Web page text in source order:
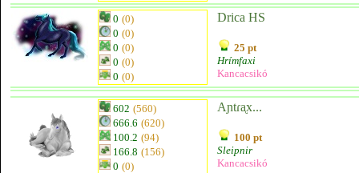
0 (0)
0 (0)
0 (0)
0 (0)
0 (0)
Drica HS
25 pt
Hrímfaxi
Kancacsikó
602 (560)
666.6 (620)
100.2 (94)
166.8 (156)
0 (0)
Aɲtɾᶏx...
100 pt
Sleipnir
Kancacsikó